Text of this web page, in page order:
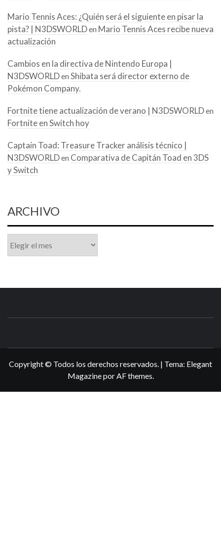
Mario Tennis Aces: ¿Quién será el siguiente en pisar la
pista? | N3DSWORLDen Mario Tennis Aces recibe nueva
actualización
Cambios en la directiva de Nintendo Europa |
N3DSWORLDen Shibata será director externo de
Pokémon Company.
Fortnite tiene actualización de verano | N3DSWORLDen
Fortnite en Switch hoy
Captain Toad: Treasure Tracker análisis técnico |
N3DSWORLDen Comparativa de Capitán Toad en 3DS
y Switch
ARCHIVO
Copyright © Todos los derechos reservados. | Tema: Elegant
MagazineporAF themes.